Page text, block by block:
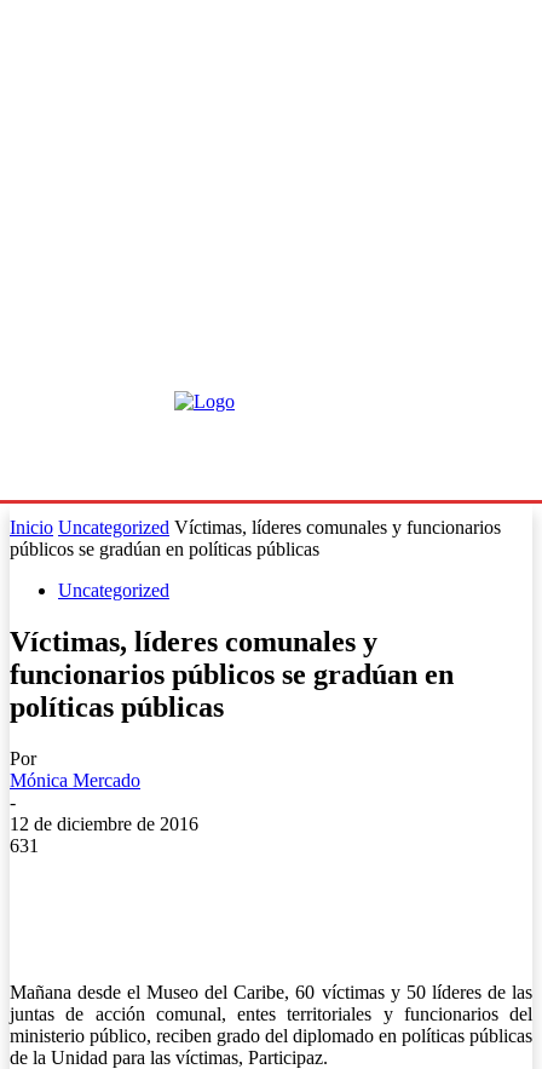
Inicio Uncategorized Víctimas, líderes comunales y funcionarios
públicos se gradúan en políticas públicas
Uncategorized
Víctimas, líderes comunales y
funcionarios públicos se gradúan en
políticas públicas
Por
Mónica Mercado
-
12 de diciembre de 2016
631
Mañana desde el Museo del Caribe, 60 víctimas y 50 líderes de las
juntas de acción comunal, entes territoriales y funcionarios del
ministerio público, reciben grado del diplomado en políticas públicas
de la Unidad para las víctimas, Participaz.